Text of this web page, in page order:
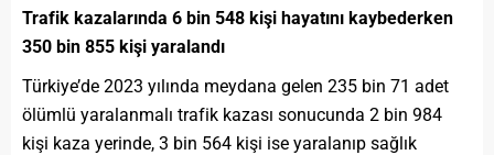
Trafik kazalarında 6 bin 548 kişi hayatını kaybederken
350 bin 855 kişi yaralandı
Türkiye’de 2023 yılında meydana gelen 235 bin 71 adet
ölümlü yaralanmalı trafik kazası sonucunda 2 bin 984
kişi kaza yerinde, 3 bin 564 kişi ise yaralanıp sağlık